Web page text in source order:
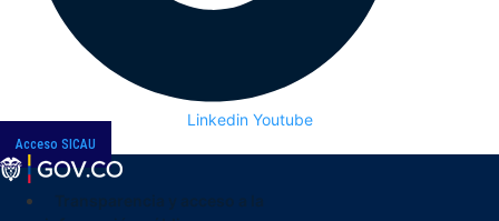
Linkedin Youtube
Acceso SICAU